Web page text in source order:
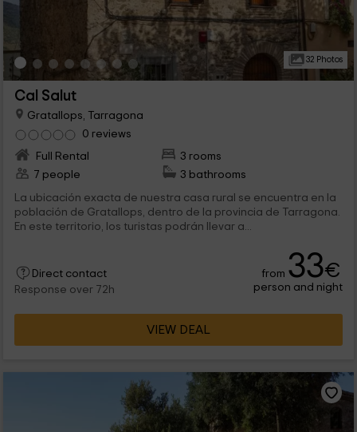
32 Photos
Cal Salut
Gratallops, Tarragona
0 reviews
Full Rental
3 rooms
7 people
3 bathrooms
La ubicación exacta de nuestra casa rural se encuentra en la
población de Gratallops, dentro de la provincia de Tarragona.
En este territorio, los turistas podrán llevar a...
Direct contact
Response over 72h
from 33€
person and night
VIEW DEAL